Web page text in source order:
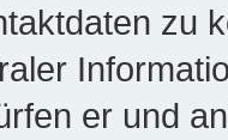
zu
er und